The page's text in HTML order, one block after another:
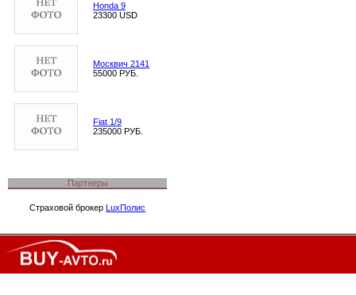
Honda 9
23300 USD
Москвич 2141
55000 РУБ.
Fiat 1/9
235000 РУБ.
Партнеры
Страховой брокер LuxПолис